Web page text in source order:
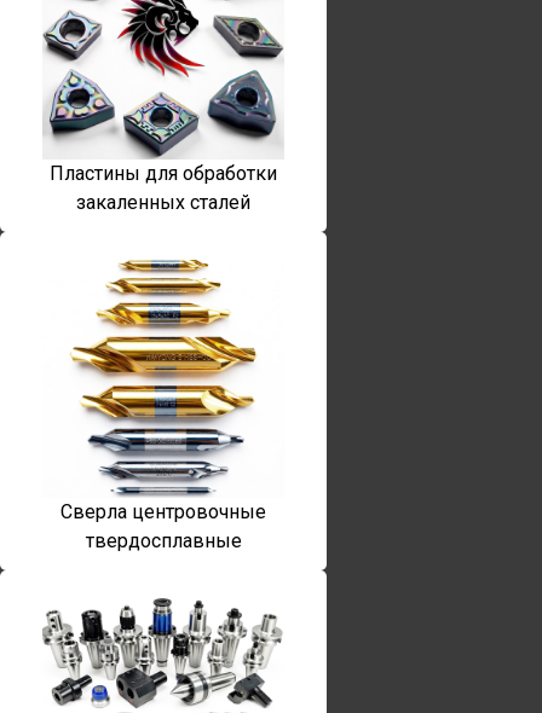
Пластины для обработки
закаленных сталей
Сверла центровочные
твердосплавные